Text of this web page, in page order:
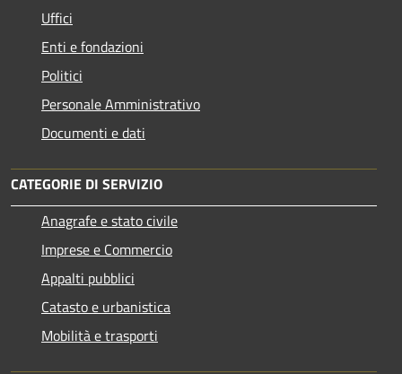
Uffici
Enti e fondazioni
Politici
Personale Amministrativo
Documenti e dati
CATEGORIE DI SERVIZIO
Anagrafe e stato civile
Imprese e Commercio
Appalti pubblici
Catasto e urbanistica
Mobilità e trasporti